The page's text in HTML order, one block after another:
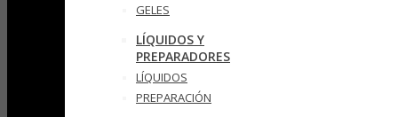
GELES
LÍQUIDOS Y
PREPARADORES
LÍQUIDOS
PREPARACIÓN